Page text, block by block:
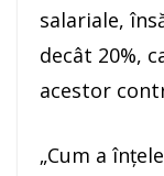
salariale,
decât 20%,
acestor
„Cum a